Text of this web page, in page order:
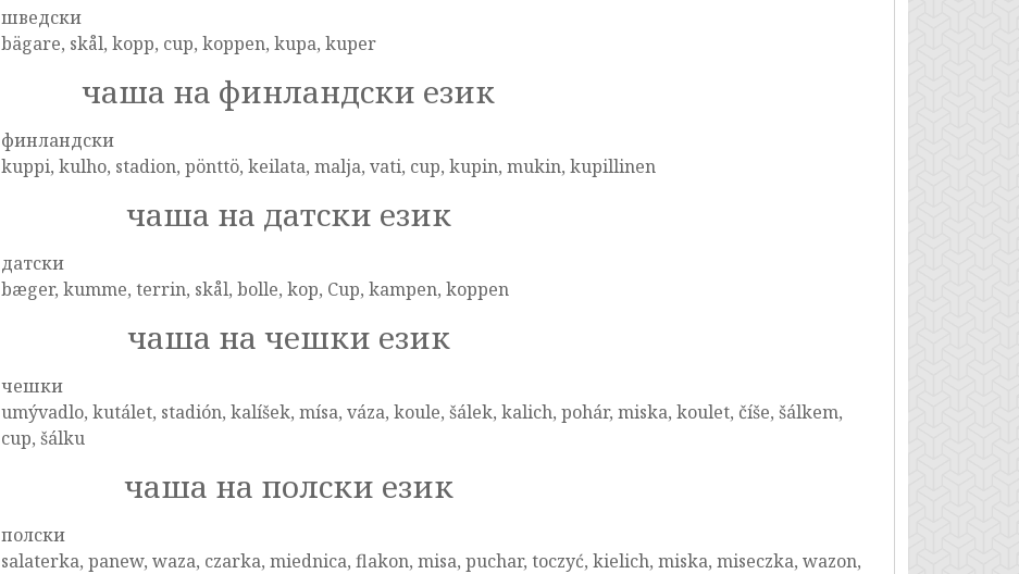
шведски
bägare, skål, kopp, cup, koppen, kupa, kuper
чаша на финландски език
финландски
kuppi, kulho, stadion, pönttö, keilata, malja, vati, cup, kupin, mukin, kupillinen
чаша на датски език
датски
bæger, kumme, terrin, skål, bolle, kop, Cup, kampen, koppen
чаша на чешки език
чешки
umývadlo, kutálet, stadión, kalíšek, mísa, váza, koule, šálek, kalich, pohár, miska, koulet, číše, šálkem,
cup, šálku
чаша на полски език
полски
salaterka, panew, waza, czarka, miednica, flakon, misa, puchar, toczyć, kielich, miska, miseczka, wazon,